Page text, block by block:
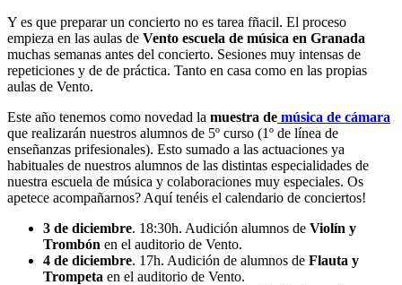
Y es que preparar un concierto no es tarea fñacil. El proceso
empieza en las aulas de Vento escuela de música en Granada
muchas semanas antes del concierto. Sesiones muy intensas de
repeticiones y de de práctica. Tanto en casa como en las propias
aulas de Vento.
Este año tenemos como novedad la muestra de música de cámara
que realizarán nuestros alumnos de 5º curso (1º de línea de
enseñanzas prifesionales). Esto sumado a las actuaciones ya
habituales de nuestros alumnos de las distintas especialidades de
nuestra escuela de música y colaboraciones muy especiales. Os
apetece acompañarnos? Aquí tenéis el calendario de conciertos!
3 de diciembre. 18:30h. Audición alumnos de Violín y
Trombón en el auditorio de Vento.
4 de diciembre. 17h. Audición de alumnos de Flauta y
Trompeta en el auditorio de Vento.